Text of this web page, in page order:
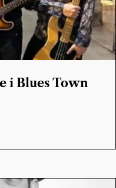
i Blues Town